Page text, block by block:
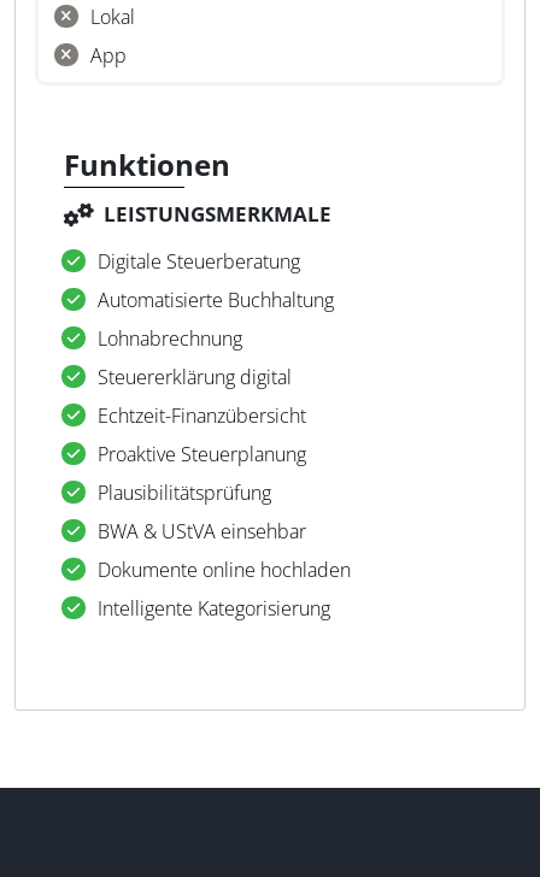
Lokal
App
Funktionen
LEISTUNGSMERKMALE
Digitale Steuerberatung
Automatisierte Buchhaltung
Lohnabrechnung
Steuererklärung digital
Echtzeit-Finanzübersicht
Proaktive Steuerplanung
Plausibilitätsprüfung
BWA & UStVA einsehbar
Dokumente online hochladen
Intelligente Kategorisierung